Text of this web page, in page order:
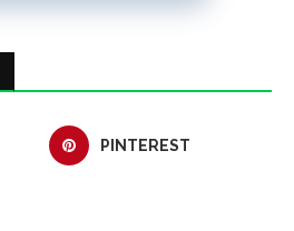
PINTEREST